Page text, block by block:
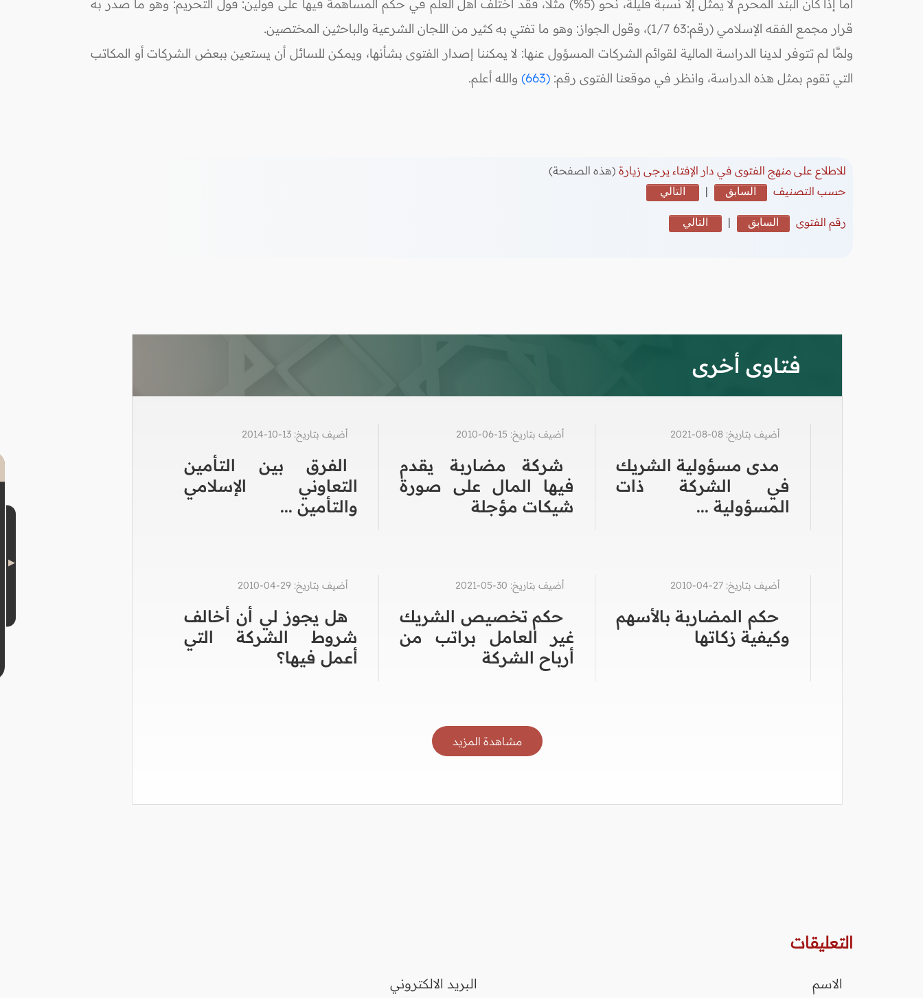
أما إذا كان البند المحرم لا يمثل إلا نسبة قليلة، نحو (5%) مثلا، فقد اختلف أهل العلم في حكم المساهمة فيها على قولين: قول التحريم: وهو ما صدر به
قرار مجمع الفقه الإسلامي (رقم:63 1/7)، وقول الجواز: وهو ما تفتي به كثير من اللجان الشرعية والباحثين المختصين.
ولمَّا لم تتوفر لدينا الدراسة المالية لقوائم الشركات المسؤول عنها: لا يمكننا إصدار الفتوى بشأنها، ويمكن للسائل أن يستعين ببعض الشركات أو المكاتب
التي تقوم بمثل هذه الدراسة، وانظر في موقعنا الفتوى رقم: (663) والله أعلم.
للاطلاع على منهج الفتوى في دار الإفتاء يرجى زيارة (هذه الصفحة)
حسب التصنيف
السابق | التالي
رقم الفتوى السابق | التالي
فتاوى أخرى
أضيف بتاريخ: 08-08-2021
مدى مسؤولية الشريك
في الشركة ذات
المسؤولية ...
أضيف بتاريخ: 15-06-2010
شركة مضاربة يقدم
فيها المال على صورة
شيكات مؤجلة
أضيف بتاريخ: 13-10-2014
الفرق بين التأمين
التعاوني الإسلامي
والتأمين ...
أضيف بتاريخ: 27-04-2010
حكم المضاربة بالأسهم
وكيفية زكاتها
أضيف بتاريخ: 30-05-2021
حكم تخصيص الشريك
غير العامل براتب من
أرباح الشركة
أضيف بتاريخ: 29-04-2010
هل يجوز لي أن أخالف
شروط الشركة التي
أعمل فيها؟
مشاهدة المزيد
التعليقات
الاسم البريد الالكتروني